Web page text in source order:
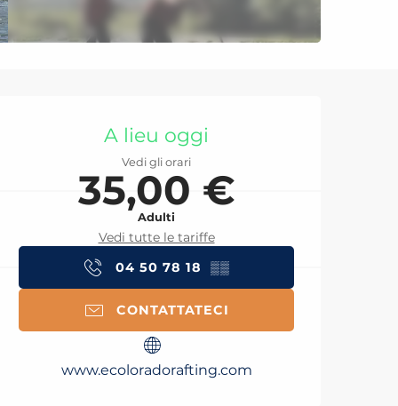
Orari e contatti
A lieu oggi
Vedi gli orari
35,00 €
Adulti
Vedi tutte le tariffe
04 50 78 18 ▒▒
CONTATTATECI
www.ecoloradorafting.com